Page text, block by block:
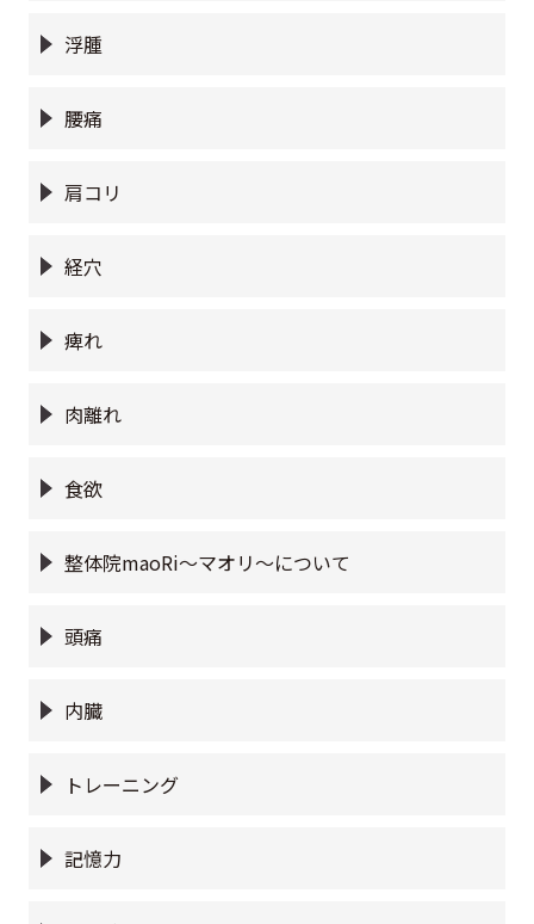
浮腫
腰痛
肩コリ
経穴
痺れ
肉離れ
食欲
整体院maoRi〜マオリ〜について
頭痛
内臓
トレーニング
記憶力